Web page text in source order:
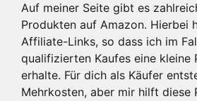
Auf meiner Seite gibt es
Produkten auf Amazon. Hierbei
Affiliate-Links, so dass ich im
qualifizierten Kaufes eine kleine
erhalte. Für dich als Käufer
Mehrkosten, aber mir hilft diese